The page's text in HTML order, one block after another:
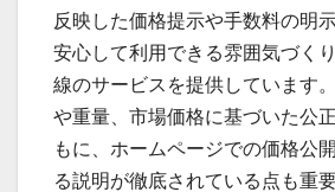
反映した価格提示や手数料の明
安心して利用できる雰囲気づく
線のサービスを提供しています
や重量、市場価格に基づいた公
もに、ホームページでの価格公
る説明が徹底されている点も重